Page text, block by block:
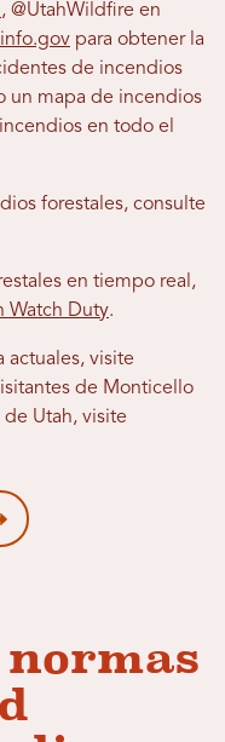
, @UtahWildfire en
para obtener la
de incendios
un mapa de incendios
en todo el
forestales, consulte
en tiempo real,
Watch Duty.
actuales, visite
de Monticello
Utah, visite
normas